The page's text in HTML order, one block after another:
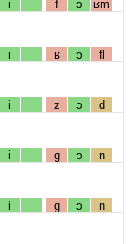
i f ɔ ʁm
i ʁ ɔ fl
i z ɔ d
i g ɔ n
i g ɔ n